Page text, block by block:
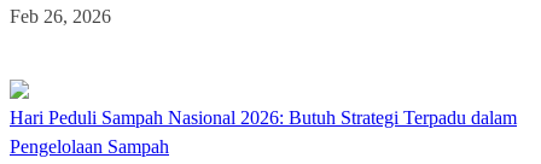
Feb 26, 2026
Hari Peduli Sampah Nasional 2026: Butuh Strategi Terpadu dalam
Pengelolaan Sampah